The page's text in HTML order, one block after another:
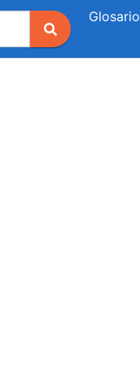
Glosario